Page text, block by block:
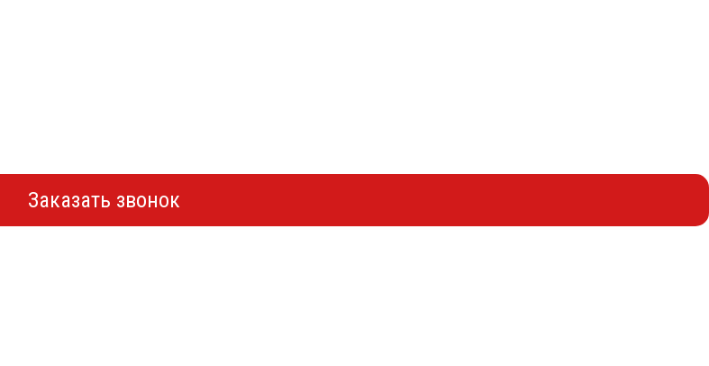
Заказать звонок